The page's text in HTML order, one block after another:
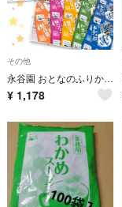
その他
永谷園 おとなのふりかけ 5種 100袋
¥ 1,178